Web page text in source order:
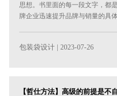
思想。书里面的每一段文字，都
牌企业迅速提升品牌与销量的具
包装袋设计 | 2023-07-26
【哲仕方法】高级的前提是不